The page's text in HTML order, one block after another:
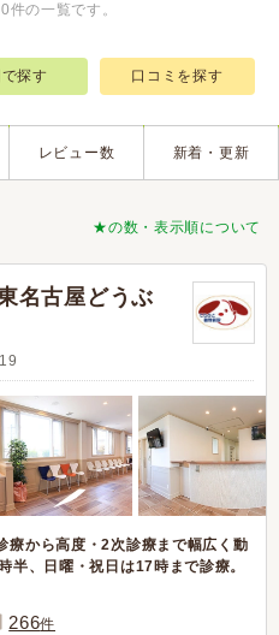
の一覧です。
探す 口コミを探す
レビュー数 新着・更新
★の数・表示順について
名古屋どうぶ
療から高度・2次診療まで幅広く動
半、日曜・祝日は17時まで診療。
266件